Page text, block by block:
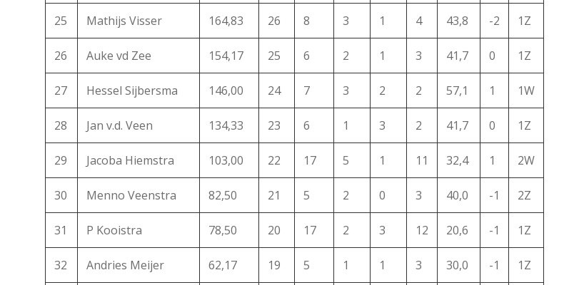
25 Mathijs Visser 164,83 26 8 3 1 4 43,8 -2 1Z
26 Auke vd Zee 154,17 25 6 2 1 3 41,7 0 1Z
27 Hessel Sijbersma 146,00 24 7 3 2 2 57,1 1 1W
28 Jan v.d. Veen 134,33 23 6 1 3 2 41,7 0 1Z
29 Jacoba Hiemstra 103,00 22 17 5 1 11 32,4 1 2W
30 Menno Veenstra 82,50 21 5 2 0 3 40,0 -1 2Z
31 P Kooistra 78,50 20 17 2 3 12 20,6 -1 1Z
32 Andries Meijer 62,17 19 5 1 1 3 30,0 -1 1Z